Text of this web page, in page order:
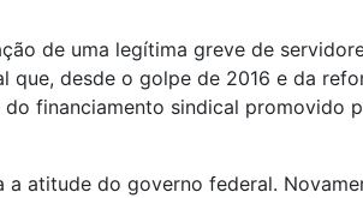
de uma legítima greve de
que, desde o golpe de 2016 e da
financiamento sindical promovido
a atitude do governo federal.